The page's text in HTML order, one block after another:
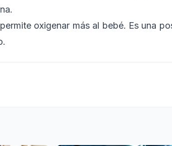
oxigenar más al bebé. Es una